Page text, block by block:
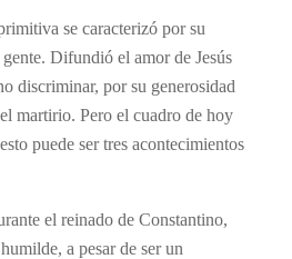
se caracterizó por su
Difundió el amor de Jesús
discriminar, por su generosidad
martirio. Pero el cuadro de hoy
puede ser tres acontecimientos
el reinado de Constantino,
a pesar de ser un